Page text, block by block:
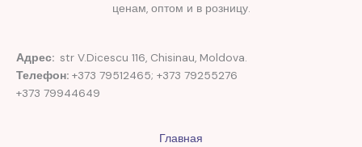
ценам, оптом и в розницу.
Адрес: str V.Dicescu 116, Chisinau, Moldova.
Телефон: +373 79512465; +373 79255276
+373 79944649
Главная